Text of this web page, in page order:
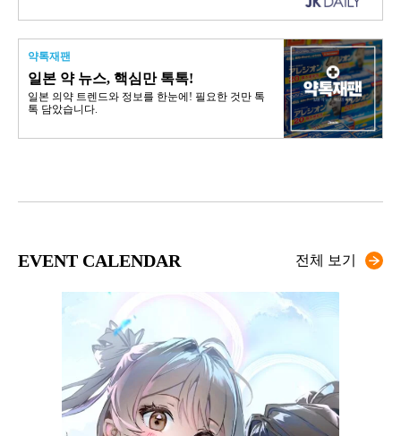
약톡재팬
일본 약 뉴스, 핵심만 톡톡!
일본 의약 트렌드와 정보를 한눈에! 필요한 것만 톡
톡 담았습니다.
EVENT CALENDAR 전체 보기